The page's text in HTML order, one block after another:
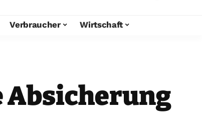
Verbraucher Wirtschaft
Absicherung